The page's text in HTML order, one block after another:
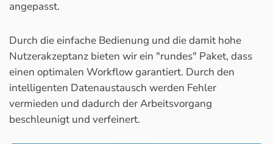
angepasst.
Durch die einfache Bedienung und die damit hohe
Nutzerakzeptanz bieten wir ein "rundes" Paket, dass
einen optimalen Workflow garantiert. Durch den
intelligenten Datenaustausch werden Fehler
vermieden und dadurch der Arbeitsvorgang
beschleunigt und verfeinert.